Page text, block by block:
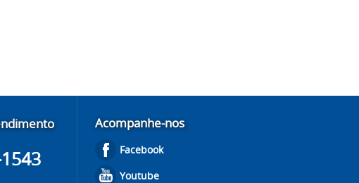
Acompanhe-nos
Facebook
Youtube